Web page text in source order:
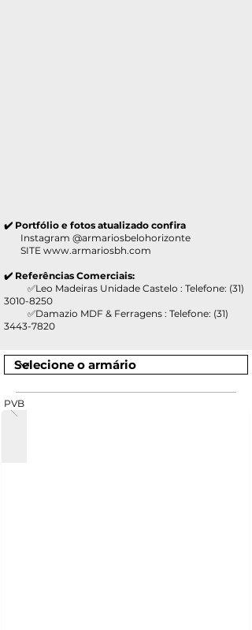
✔️ Portfólio e fotos atualizado confira
Instagram @armariosbelohorizonte
SITE www.armariosbh.com
✔️ Referências Comerciais:
✅Leo Madeiras Unidade Castelo : Telefone: (31)
3010-8250
✅Damazio MDF & Ferragens : Telefone: (31)
3443-7820
PVB